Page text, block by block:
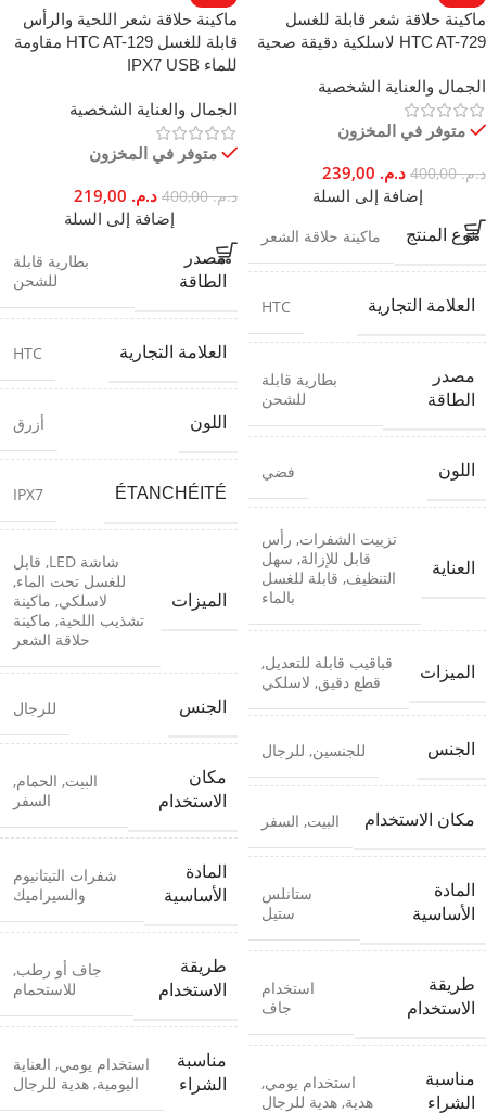
ماكينة حلاقة شعر قابلة للغسل
HTC AT-729 لاسلكية دقيقة صحية
الجمال والعناية الشخصية
متوفر في المخزون
د.م.400,00 د.م.
إضافة إلى السلة
نوع المنتج ماكينة حلاقة الشعر
العلامة التجارية HTC
مصدر
الطاقة
بطارية قابلة
للشحن
اللون فضي
العناية
تزييت الشفرات, رأس
قابل للإزالة, سهل
التنظيف, قابلة للغسل
بالماء
الميزات قباقيب قابلة للتعديل,
قطع دقيق, لاسلكي
الجنس للجنسين, للرجال
مكان الاستخدام البيت, السفر
المادة
الأساسية
ستانلس
ستيل
طريقة
الاستخدام
استخدام
جاف
مناسبة
الشراء
استخدام يومي,
هدية, هدية للرجال
ماكينة حلاقة شعر اللحية والرأس
قابلة للغسل HTC AT-129 مقاومة
للماء IPX7 USB
الجمال والعناية الشخصية
متوفر في المخزون
د.م.400,00 د.م.
إضافة إلى السلة
مصدر
الطاقة
بطارية قابلة
للشحن
العلامة التجارية HTC
اللون أزرق
ÉTANCHÉITÉ
IPX7
الميزات
شاشة LED , قابل
للغسل تحت الماء,
لاسلكي, ماكينة
تشذيب اللحية, ماكينة
حلاقة الشعر
الجنس للرجال
مكان
الاستخدام
البيت, الحمام,
السفر
المادة
الأساسية
شفرات التيتانيوم
والسيراميك
طريقة
الاستخدام
جاف أو رطب,
للاستحمام
مناسبة
الشراء
استخدام يومي, العناية
اليومية, هدية للرجال